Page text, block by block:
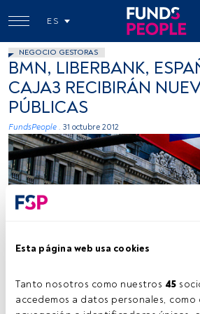
Esta página web usa cookies
Tanto nosotros como nuestros 45
accedemos a datos personales, como
ES
NEGOCIO GESTORAS
BMN, LIBERBANK,
CAJA3 RECIBIRÁN
PÚBLICAS
FundsPeople . 31 octubre 2012
Antonio Tajuelo, Flickr, Creative Commons
Tiempo lectura: 1 min.